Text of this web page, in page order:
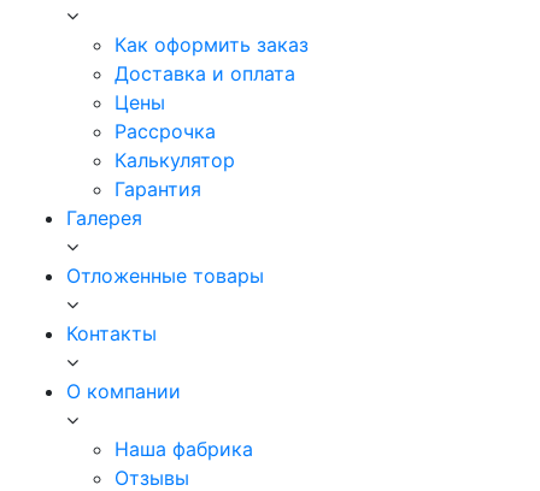
Как оформить заказ
Доставка и оплата
Цены
Рассрочка
Калькулятор
Гарантия
Галерея
Отложенные товары
Контакты
О компании
Наша фабрика
Отзывы